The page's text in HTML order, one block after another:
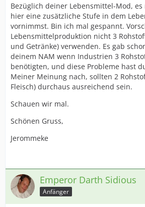
Bezüglich deiner Lebensmittel-Mod,
hier eine zusätzliche Stufe in dem
vornimmst. Bin ich mal gespannt.
Lebensmittelproduktion nicht 3
und Getränke) verwenden. Es gab
deinem NAM wenn Industrien 3
benötigten, und diese Probleme hast
Meiner Meinung nach, sollten 2
Fleisch) durchaus ausreichend sein.
Schauen wir mal.
Schönen Gruss,
Jerommeke
Emperor Darth Sidious
Anfänger